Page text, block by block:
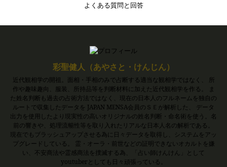
よくある質問と回答
彩聖健人（あやさと・けんじん）
近代観相学の開祖。面相・手相のみで占断する適当な観相学ではなく、 所
作や趣味趣向、服装、所持品等を判断材料に加えた近代観相学を作る。 ま
た姓名判断も過去の占術方法ではなく、現在の日本人のフルネームを独自の
ルートで収集したデータを JAPAN MENSA会員のＳＥが解析した、 データ
出力を使用したより現実性の高いオリジナルの姓名判断・命名術を使う。名
前の響きや、処理流暢性等を取り入れたリアルな日本人名の解析である。
現在でもブラッシュアップさせる為に日々データを取得し、システムをアッ
プグレードしている。 霊・オーラ・前世などの証明できないオカルトを嫌
い、不安商法や霊感商法を撲滅する為、「占い師けんけん」として
youtuberとしても日々頑張っている。